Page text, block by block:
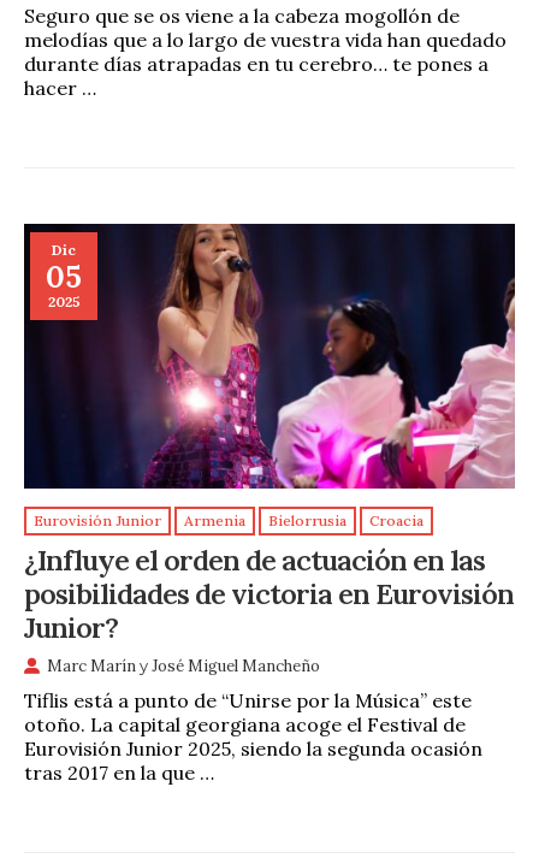
Seguro que se os viene a la cabeza mogollón de
melodías que a lo largo de vuestra vida han quedado
durante días atrapadas en tu cerebro… te pones a
hacer …
Dic
05
2025
Eurovisión Junior Armenia Bielorrusia Croacia
¿Influye el orden de actuación en las
posibilidades de victoria en Eurovisión
Junior?
Marc MarínyJosé Miguel Mancheño
Tiflis está a punto de “Unirse por la Música” este
otoño. La capital georgiana acoge el Festival de
Eurovisión Junior 2025, siendo la segunda ocasión
tras 2017 en la que …